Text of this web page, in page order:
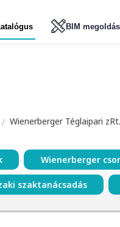
BIM
Wienerberger Téglaipari zRt.
Wienerberger
szaktanácsadás